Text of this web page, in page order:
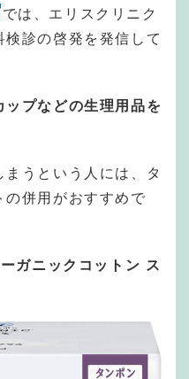
では、エリスクリニク
診の啓発を発信して
プなどの生理用品を
うという人には、タ
の併用がおすすめで
ガニックコットン ス